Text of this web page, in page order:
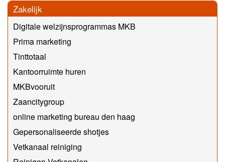
Zakelijk
Digitale welzijnsprogrammas MKB
Prima marketing
Tinttotaal
Kantoorruimte huren
MKBvooruit
Zaancitygroup
online marketing bureau den haag
Gepersonaliseerde shotjes
Vetkanaal reiniging